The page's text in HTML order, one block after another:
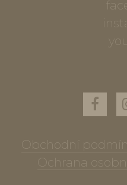
Obchodní
Ochrana